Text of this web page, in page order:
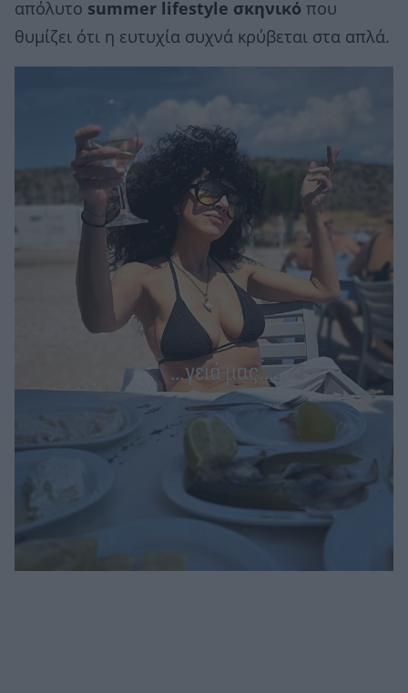
απόλυτο summer lifestyle σκηνικό που
θυμίζει ότι η ευτυχία συχνά κρύβεται στα απλά.